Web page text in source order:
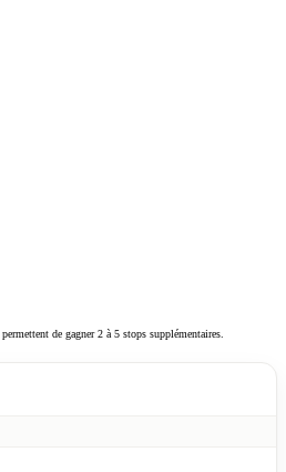
permettent de gagner 2 à 5 stops supplémentaires.